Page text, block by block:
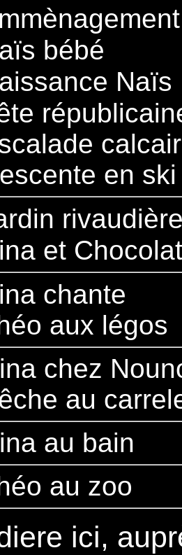
bébé
Naïs
en
et Chocolat
chante
aux légos
chez
au
au bain
au zoo
ici,